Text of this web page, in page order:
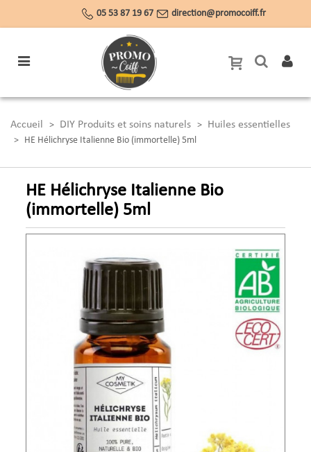
05 53 87 19 67 direction@promocoiff.fr
Accueil > DIY Produits et soins naturels > Huiles essentielles
> HE Hélichryse Italienne Bio (immortelle) 5ml
HE Hélichryse Italienne Bio
(immortelle) 5ml